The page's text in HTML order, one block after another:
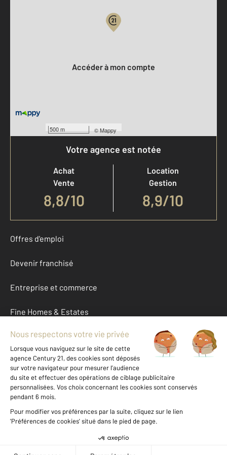
500 m ©Mappy
Accéder à mon compte
Votre agence est notée
Achat
Vente
8,8/10
Location
Gestion
8,9/10
Offres d'emploi
Devenir franchisé
Entreprise et commerce
Fine Homes & Estates
À propos
International
Nous contacter
Données personnelles